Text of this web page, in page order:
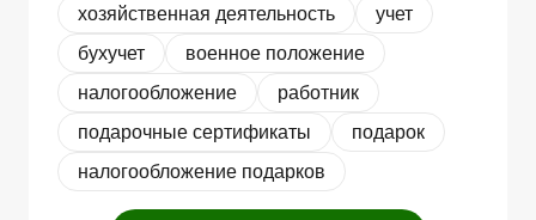
хозяйственная деятельность
учет
бухучет
военное положение
налогообложение
работник
подарочные сертификаты
подарок
налогообложение подарков